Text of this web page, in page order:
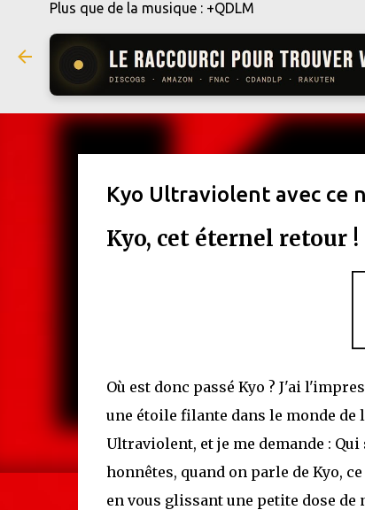
Plus que de la musique : +QDLM
Kyo Ultraviolent avec ce
Kyo, cet éternel retour !
Où est donc passé Kyo ? J'ai
une étoile filante dans le monde
Ultraviolent, et je me demande :
honnêtes, quand on parle de Kyo,
en vous glissant une petite dose